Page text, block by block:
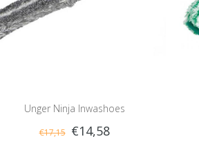
Unger Ninja Inwashoes
€17,15 €14,58